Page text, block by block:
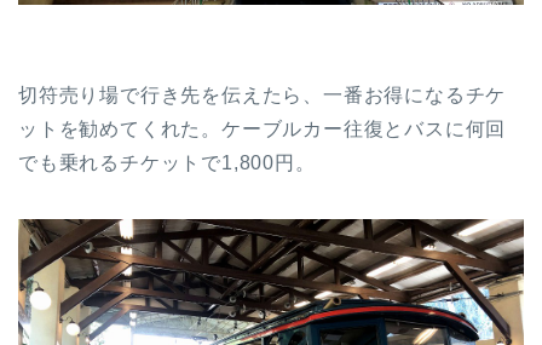
切符売り場で行き先を伝えたら、一番お得になるチケ
ットを勧めてくれた。ケーブルカー往復とバスに何回
でも乗れるチケットで1,800円。